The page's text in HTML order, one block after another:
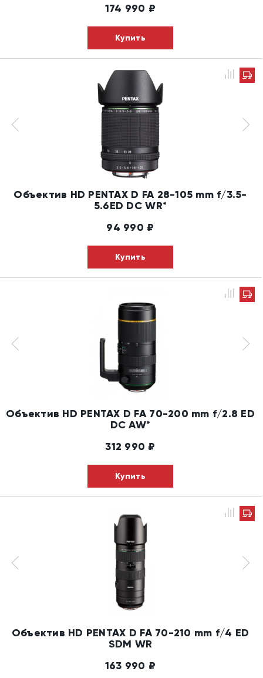
174 990 ₽
Купить
Объектив HD PENTAX D FA 28-105 mm f/3.5-
5.6ED DC WR*
94 990 ₽
Купить
Объектив HD PENTAX D FA 70-200 mm f/2.8 ED
DC AW*
312 990 ₽
Купить
Объектив HD PENTAX D FA 70-210 mm f/4 ED
SDM WR
163 990 ₽